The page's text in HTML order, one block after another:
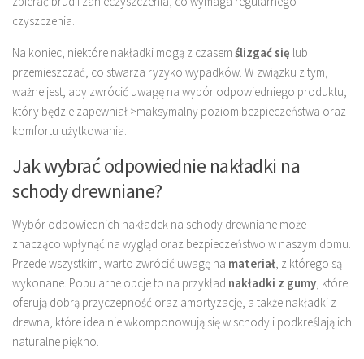
czyszczenia.
Na koniec, niektóre nakładki mogą z czasem ślizgać się lub
przemieszczać, co stwarza ryzyko wypadków. W związku z tym,
ważne jest, aby zwrócić uwagę na wybór odpowiedniego produktu,
który będzie zapewniał >maksymalny poziom bezpieczeństwa oraz
komfortu użytkowania.
Jak wybrać odpowiednie nakładki na
schody drewniane?
Wybór odpowiednich nakładek na schody drewniane może
znacząco wpłynąć na wygląd oraz bezpieczeństwo w naszym domu.
Przede wszystkim, warto zwrócić uwagę na materiał , z którego są
wykonane. Popularne opcje to na przykład nakładki z gumy , które
oferują dobrą przyczepność oraz amortyzację, a także nakładki z
drewna, które idealnie wkomponowują się w schody i podkreślają ich
naturalne piękno.